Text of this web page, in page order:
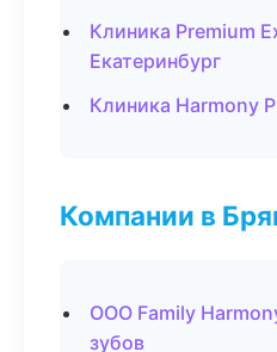
Клиника Premium
Екатеринбург
Клиника Harmony
Компании в
ООО Family
зубов